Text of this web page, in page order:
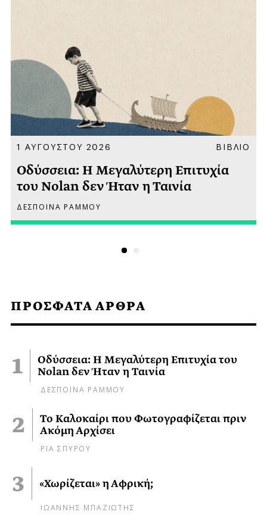
ΠΡΟΣΦΑΤΑ ΑΡΘΡΑ
Οδύσσεια: Η Μεγαλύτερη Επιτυχία του
Nolan δεν Ήταν η Ταινία
ΔΕΣΠΟΙΝΑ ΡΑΜΜΟΥ
Το Καλοκαίρι που Φωτογραφίζεται πριν
Ακόμη Αρχίσει
ΡΙΑ ΣΠΥΡΟΥ
«Χωρίζεται» η Αφρική;
ΙΩΑΝΝΗΣ ΜΠΑΖΙΩΤΗΣ
1 ΑΥΓΟΥΣΤΟΥ 2026 ΒΙΒΛΙΟ
Οδύσσεια: Η Μεγαλύτερη Επιτυχία
του Nolan δεν Ήταν η Ταινία
ΔΕΣΠΟΙΝΑ ΡΑΜΜΟΥ